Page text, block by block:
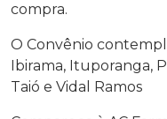
compra.
O Convênio
Ibirama, Ituporanga,
Taió e Vidal Ramos